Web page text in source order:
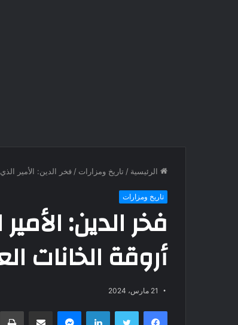
الرئيسية / تاريخ ومزارات / فخر الدين: الأمير
تاريخ ومزارات
فخر الدين:
أروقة الخانات
21 مارس، 2024
فيسبوك تويتر لينكدإن ماسنجر مشاركة عبر البريد